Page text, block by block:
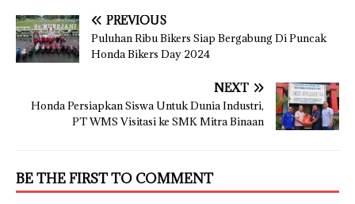
PREVIOUS
Puluhan Ribu Bikers Siap Bergabung Di Puncak
Honda Bikers Day 2024
NEXT
Honda Persiapkan Siswa Untuk Dunia Industri,
PT WMS Visitasi ke SMK Mitra Binaan
BE THE FIRST TO COMMENT